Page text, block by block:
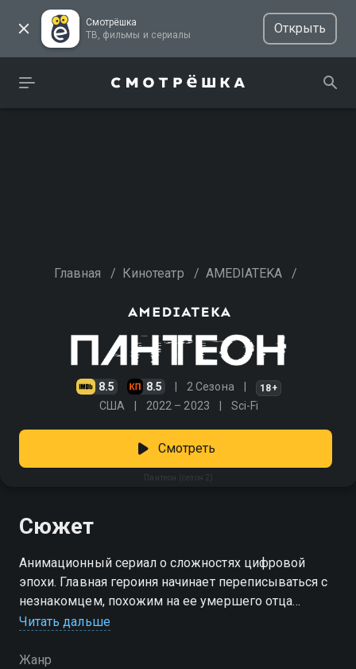
Смотрёшка
ТВ, фильмы и сериалы
Открыть
Главная / Кинотеатр / AMEDIATEKA /
8.5 8.5 2 Сезона 18+
США 2022 – 2023 Sci-Fi
Пантеон (сезон 2)
Смотреть
Сюжет
Анимационный сериал о сложностях цифровой
эпохи. Главная героиня начинает переписываться с
незнакомцем, похожим на ее умершего отца
можете совершенно бесплатно в хорошем HD
Читать дальше
Жанр